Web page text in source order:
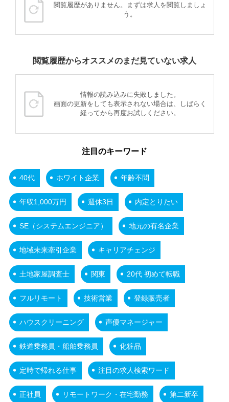
閲覧履歴がありません。まずは求人を閲覧しましょ
う。
閲覧履歴からオススメのまだ見ていない求人
情報の読み込みに失敗しました。
画面の更新をしても表示されない場合は、しばらく
経ってから再度お試しください。
注目のキーワード
40代 ホワイト企業 年齢不問
年収1,000万円 週休3日 内定とりたい
SE（システムエンジニア） 地元の有名企業
地域未来牽引企業 キャリアチェンジ
土地家屋調査士 関東 20代 初めて転職
フルリモート 技術営業 登録販売者
ハウスクリーニング 声優マネージャー
鉄道乗務員・船舶乗務員 化粧品
定時で帰れる仕事 注目の求人検索ワード
正社員 リモートワーク・在宅勤務 第二新卒